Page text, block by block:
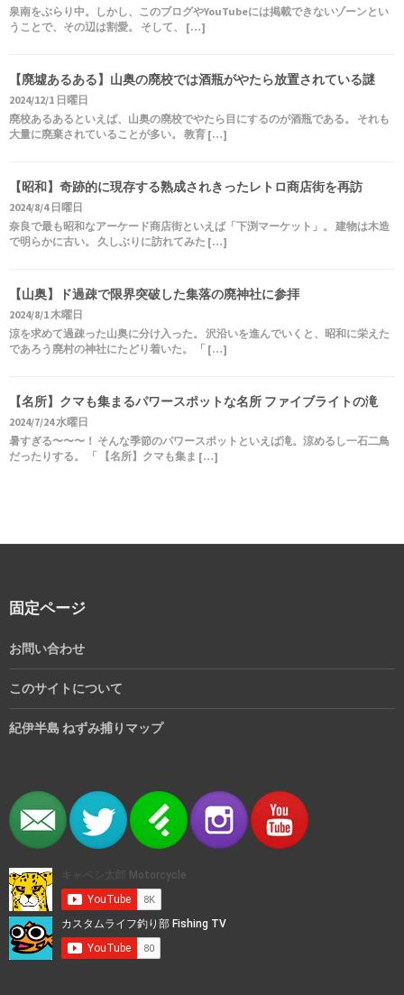
泉南をぶらり中。しかし、このブログやYouTubeには掲載できないゾーンとい
うことで、その辺は割愛。 そして、 […]
【廃墟あるある】山奥の廃校では酒瓶がやたら放置されている謎
2024/12/1 日曜日
廃校あるあるといえば、山奥の廃校でやたら目にするのが酒瓶である。 それも
大量に廃棄されていることが多い。 教育 […]
【昭和】奇跡的に現存する熟成されきったレトロ商店街を再訪
2024/8/4 日曜日
奈良で最も昭和なアーケード商店街といえば「下渕マーケット」。 建物は木造
で明らかに古い。 久しぶりに訪れてみた […]
【山奥】ド過疎で限界突破した集落の廃神社に参拝
2024/8/1 木曜日
涼を求めて過疎った山奥に分け入った。 沢沿いを進んでいくと、昭和に栄えた
であろう廃村の神社にたどり着いた。 「 […]
【名所】クマも集まるパワースポットな名所 ファイブライトの滝
2024/7/24 水曜日
暑すぎる〜〜〜！ そんな季節のパワースポットといえば滝。涼めるし一石二鳥
だったりする。 「 【名所】クマも集ま […]
固定ページ
お問い合わせ
このサイトについて
紀伊半島 ねずみ捕りマップ